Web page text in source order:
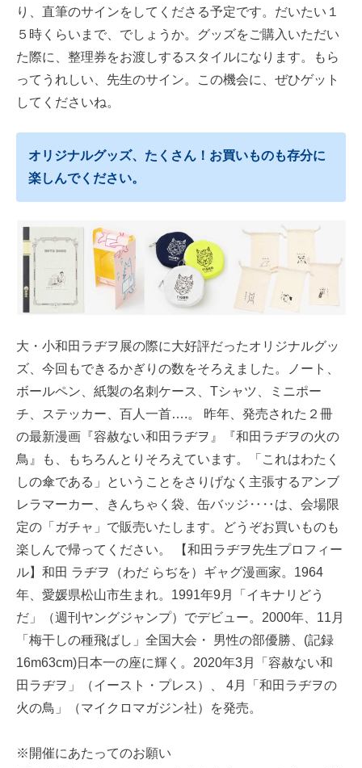
り、直筆のサインをしてくださる予定です。だいたい１
５時くらいまで、でしょうか。グッズをご購入いただい
た際に、整理券をお渡しするスタイルになります。もら
ってうれしい、先生のサイン。この機会に、ぜひゲット
してくださいね。
オリジナルグッズ、たくさん！お買いものも存分に
楽しんでください。
大・小和田ラヂヲ展の際に大好評だったオリジナルグッ
ズ、今回もできるかぎりの数をそろえました。ノート、
ボールペン、紙製の名刺ケース、Tシャツ、ミニポー
チ、ステッカー、百人一首….。 昨年、発売された２冊
の最新漫画『容赦ない和田ラヂヲ』『和田ラヂヲの火の
鳥』も、もちろんとりそろえています。「これはわたく
しの傘である」ということをさりげなく主張するアンブ
レラマーカー、きんちゃく袋、缶バッジ‥‥は、会場限
定の「ガチャ」で販売いたします。どうぞお買いものも
楽しんで帰ってください。 【和田ラヂヲ先生プロフィー
ル】和田 ラヂヲ（わだ らぢを）ギャグ漫画家。1964
年、愛媛県松山市生まれ。1991年9月「イキナリどう
だ」（週刊ヤングジャンプ）でデビュー。2000年、11月
「梅干しの種飛ばし」全国大会・ 男性の部優勝、(記録
16m63cm)日本一の座に輝く。2020年3月「容赦ない和
田ラヂヲ」（イースト・プレス）、 4月「和田ラヂヲの
火の鳥」（マイクロマガジン社）を発売。
※開催にあたってのお願い